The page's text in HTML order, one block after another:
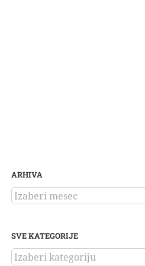
ARHIVA
ARHIVA
SVE KATEGORIJE
SVE